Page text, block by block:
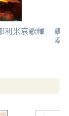
利米哀歌釋 講
奉